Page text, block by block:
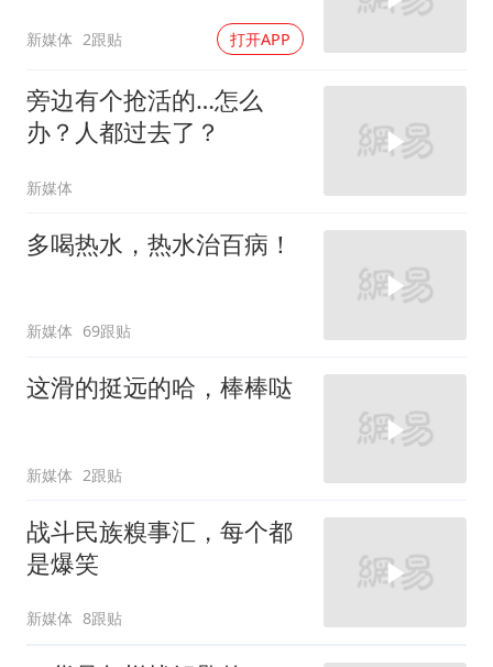
新媒体 2跟贴 打开APP
旁边有个抢活的…怎么
办？人都过去了？
新媒体
多喝热水，热水治百病！
新媒体 69跟贴
这滑的挺远的哈，棒棒哒
新媒体 2跟贴
战斗民族糗事汇，每个都
是爆笑
新媒体 8跟贴